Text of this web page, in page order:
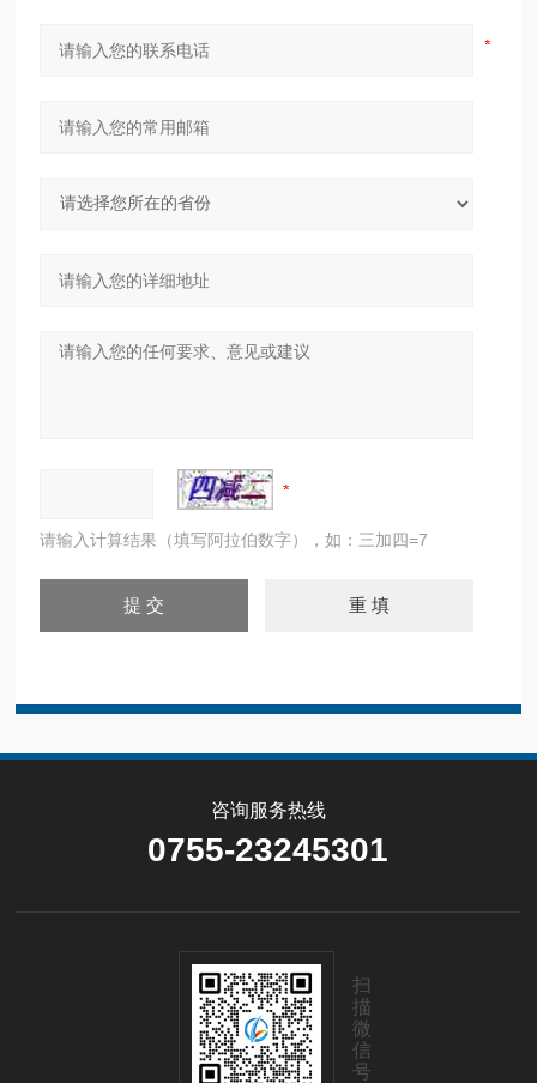
请输入计算结果（填写阿拉伯数字），如：三加四=7
咨询服务热线
0755-23245301
扫
描
微
信
号